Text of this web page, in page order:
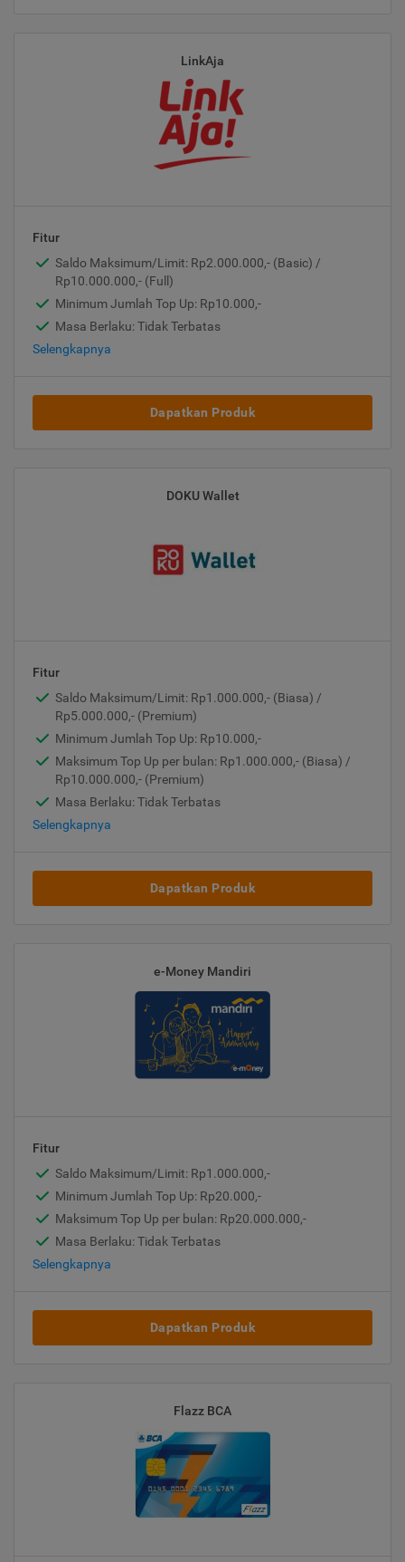
LinkAja
Fitur
Saldo Maksimum/Limit: Rp2.000.000,- (Basic) /
Rp10.000.000,- (Full)
Minimum Jumlah Top Up: Rp10.000,-
Masa Berlaku: Tidak Terbatas
Selengkapnya
Dapatkan Produk
DOKU Wallet
Fitur
Saldo Maksimum/Limit: Rp1.000.000,- (Biasa) /
Rp5.000.000,- (Premium)
Minimum Jumlah Top Up: Rp10.000,-
Maksimum Top Up per bulan: Rp1.000.000,- (Biasa) /
Rp10.000.000,- (Premium)
Masa Berlaku: Tidak Terbatas
Selengkapnya
Dapatkan Produk
e-Money Mandiri
Fitur
Saldo Maksimum/Limit: Rp1.000.000,-
Minimum Jumlah Top Up: Rp20.000,-
Maksimum Top Up per bulan: Rp20.000.000,-
Masa Berlaku: Tidak Terbatas
Selengkapnya
Dapatkan Produk
Flazz BCA